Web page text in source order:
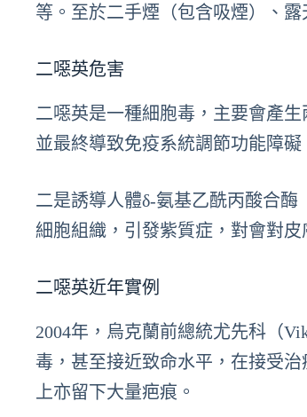
等。至於二手煙（包含吸煙）、
二噁英危害
二噁英是一種細胞毒，主要會產
並最終導致免疫系統調節功能障礙
二是誘導人體δ-氨基乙酰丙酸合酶
細胞組織，引發紫質症，對會對
二噁英近年實例
2004年，烏克蘭前總統尤先科（
毒，甚至接近致命水平，在接受
上亦留下大量疤痕。